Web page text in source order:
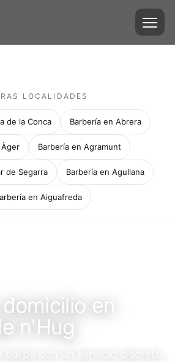
LOCALIDADES
de la Conca Barbería en Abrera
Barbería en Agramunt
de Segarra Barbería en Agullana
en Aiguafreda
en
n'Hug
barba con un servicio discreto,